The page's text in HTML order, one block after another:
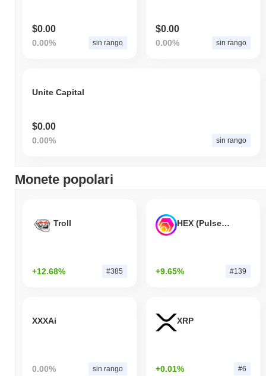
$0.00
0.00% sin rango
$0.00
0.00% sin rango
Unite Capital
$0.00
0.00% sin rango
Monete popolari
Troll
+12.68% #385
HEX (Pulsechain)
+9.65% #139
XXXAi
0.00% sin rango
XRP
+0.01% #6